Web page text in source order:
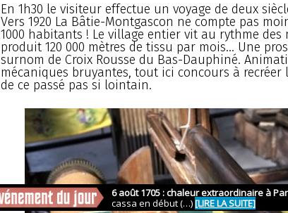
En 1h30 le visiteur effectue un voyage de deux
Vers 1920 La Bâtie-Montgascon ne compte pas
1000 habitants ! Le village entier vit au rythme des
produit 120 000 mètres de tissu par mois... Une
surnom de Croix Rousse du Bas-Dauphiné.
mécaniques bruyantes, tout ici concours à recréer
de ce passé pas si lointain.